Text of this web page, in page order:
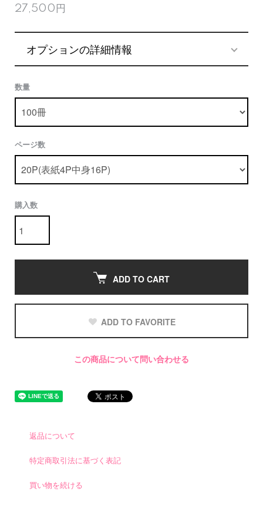
27,500円
オプションの詳細情報
数量
ページ数
購入数
ADD TO CART
ADD TO FAVORITE
この商品について問い合わせる
返品について
特定商取引法に基づく表記
買い物を続ける